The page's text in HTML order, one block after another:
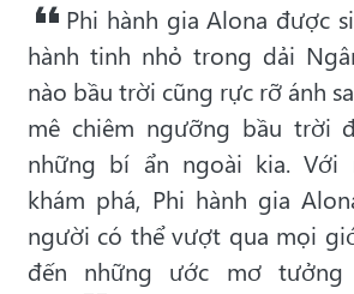
Phi hành gia Alona được
hành tinh nhỏ trong dải
nào bầu trời cũng rực rỡ ánh
mê chiêm ngưỡng bầu trời
những bí ẩn ngoài kia. Với
khám phá, Phi hành gia
người có thể vượt qua mọi
đến những ước mơ tưởng